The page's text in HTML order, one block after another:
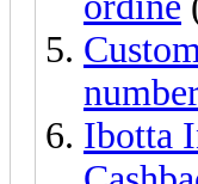
Ibotta